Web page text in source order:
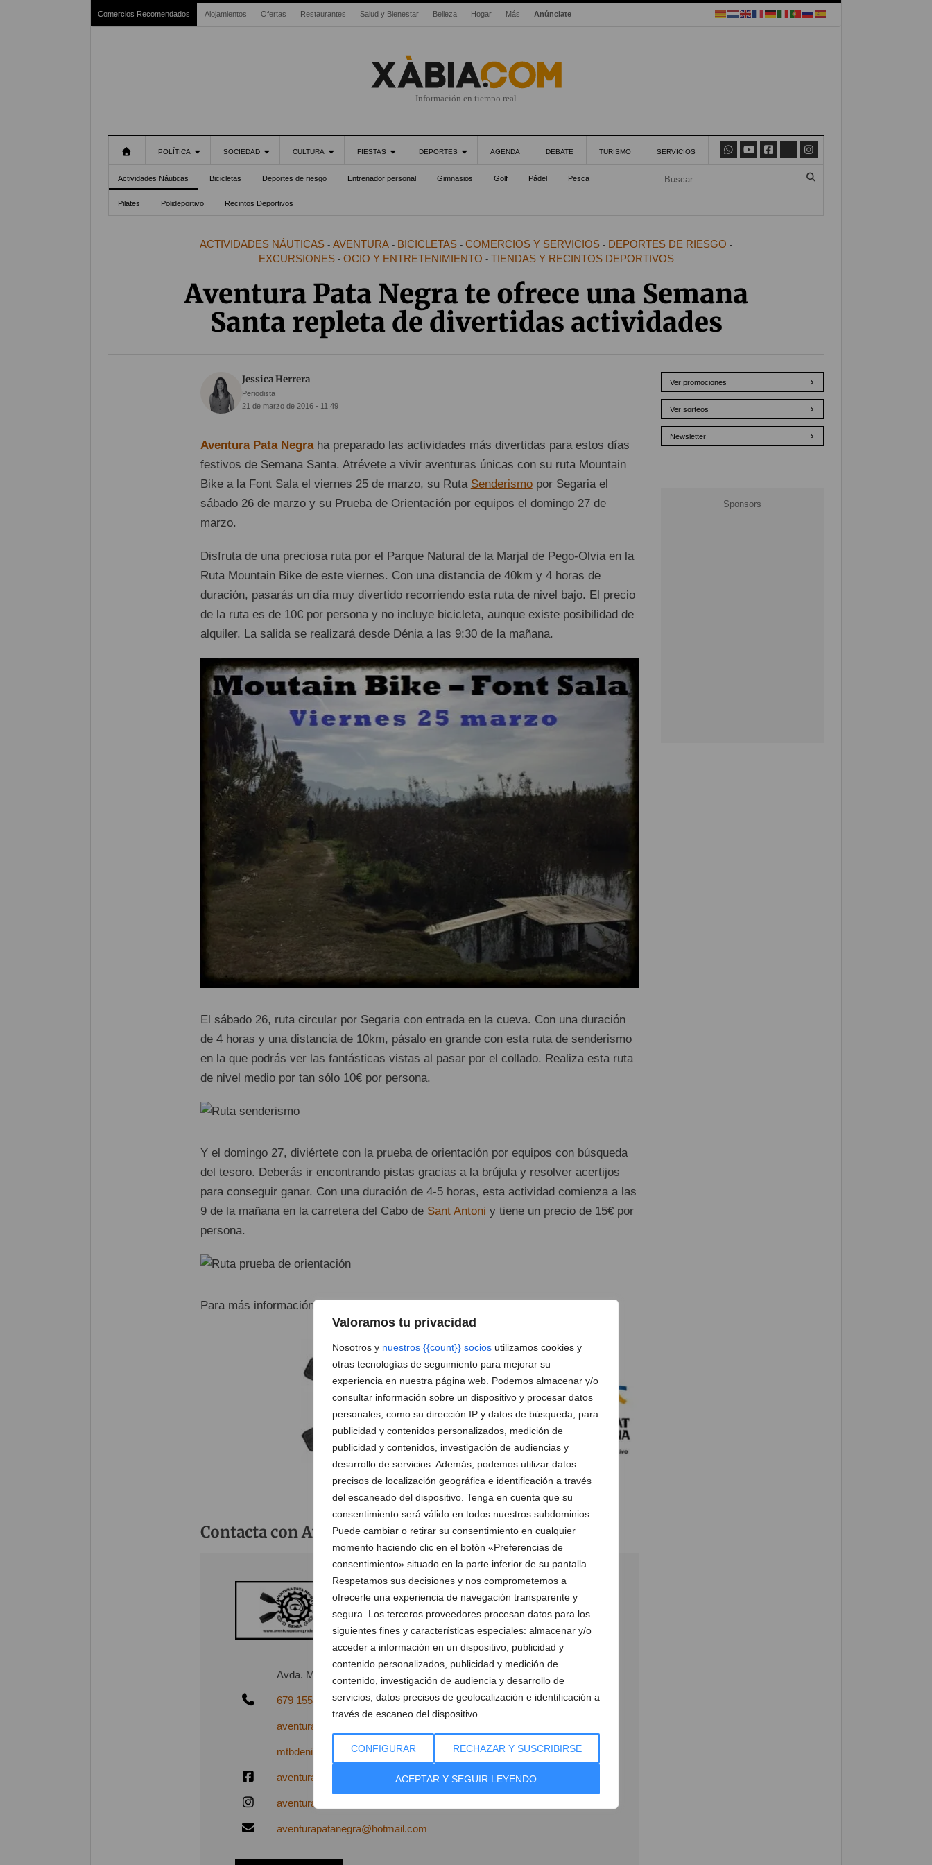
Valoramos tu privacidad
Nosotros y nuestros {{count}} socios utilizamos cookies y
otras tecnologías de seguimiento para mejorar su
experiencia en nuestra página web. Podemos almacenar y/o
consultar información sobre un dispositivo y procesar datos
personales, como su dirección IP y datos de búsqueda, para
publicidad y contenidos personalizados, medición de
publicidad y contenidos, investigación de audiencias y
desarrollo de servicios. Además, podemos utilizar datos
precisos de localización geográfica e identificación a través
del escaneado del dispositivo. Tenga en cuenta que su
consentimiento será válido en todos nuestros subdominios.
Puede cambiar o retirar su consentimiento en cualquier
momento haciendo clic en el botón «Preferencias de
consentimiento» situado en la parte inferior de su pantalla.
Respetamos sus decisiones y nos comprometemos a
ofrecerle una experiencia de navegación transparente y
segura. Los terceros proveedores procesan datos para los
siguientes fines y características especiales: almacenar y/o
acceder a información en un dispositivo, publicidad y
contenido personalizados, publicidad y medición de
contenido, investigación de audiencia y desarrollo de
servicios, datos precisos de geolocalización e identificación a
través de escaneo del dispositivo.
CONFIGURAR RECHAZAR Y SUSCRIBIRSE
ACEPTAR Y SEGUIR LEYENDO
Comercios Recomendados Alojamientos Ofertas Restaurantes Salud y Bienestar Belleza Hogar Más Anúnciate
Información en tiempo real
POLÍTICA SOCIEDAD CULTURA FIESTAS DEPORTES AGENDA DEBATE TURISMO SERVICIOS
Actividades Náuticas Bicicletas Deportes de riesgo Entrenador personal Gimnasios Golf Pádel Pesca
Pilates Polideportivo Recintos Deportivos
ACTIVIDADES NÁUTICAS - AVENTURA - BICICLETAS - COMERCIOS Y SERVICIOS - DEPORTES DE RIESGO -
EXCURSIONES- OCIO Y ENTRETENIMIENTO - TIENDAS Y RECINTOS DEPORTIVOS
Aventura Pata Negra te ofrece una Semana
Santa repleta de divertidas actividades
Jessica Herrera
Periodista
21 de marzo de 2016 - 11:49
Aventura Pata Negraha preparado las actividades más divertidas para estos días
festivos de Semana Santa. Atrévete a vivir aventuras únicas con su ruta Mountain
Bike a la Font Sala el viernes 25 de marzo, su Ruta Senderismopor Segaria el
sábado 26 de marzo y su Prueba de Orientación por equipos el domingo 27 de
marzo.
Disfruta de una preciosa ruta por el Parque Natural de la Marjal de Pego-Olvia en la
Ruta Mountain Bike de este viernes. Con una distancia de 40km y 4 horas de
duración, pasarás un día muy divertido recorriendo esta ruta de nivel bajo. El precio
de la ruta es de 10€ por persona y no incluye bicicleta, aunque existe posibilidad de
alquiler. La salida se realizará desde Dénia a las 9:30 de la mañana.
El sábado 26, ruta circular por Segaria con entrada en la cueva. Con una duración
de 4 horas y una distancia de 10km, pásalo en grande con esta ruta de senderismo
en la que podrás ver las fantásticas vistas al pasar por el collado. Realiza esta ruta
de nivel medio por tan sólo 10€ por persona.
Y el domingo 27, diviértete con la prueba de orientación por equipos con búsqueda
del tesoro. Deberás ir encontrando pistas gracias a la brújula y resolver acertijos
para conseguir ganar. Con una duración de 4-5 horas, esta actividad comienza a las
9 de la mañana en la carretera del Cabo de Sant Antoni y tiene un precio de 15€ por
persona.
Para más información y reservas, llama al 679 155 061.
Contacta con Aventura Pata Negra – Kayak en Jávea
Avda. Miguel Hernández Nº10 Ver en Google Maps
679 155 061
aventurapatanegra.com
mtbdenia.com
aventurapatanegradenia?ref=hl
aventura_patanegra
aventurapatanegra@hotmail.com
Ver promociones
Ver sorteos
Newsletter